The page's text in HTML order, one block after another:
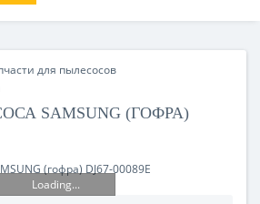
для пылесосов
SAMSUNG (ГОФРА)
Loading...